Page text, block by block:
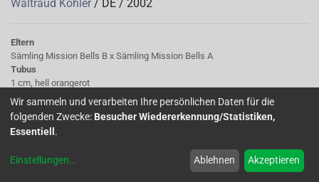
Waltraud Köhler / DE / 2002
Eltern
Sämling Mission Bells B x Sämling Mission Bells A
Tubus
1 cm, hell orangerot
Sepalen
Oberseite: kräftiges Rotorange, Unterseite: blaß cremfarbig, grüne
Spitzen, zur Spitze creme und grün verlaufend
Korolle/Petalen
Staubgefäße
Wir sammeln und verarbeiten Ihre persönlichen Daten für die
folgenden Zwecke: Besucher Wiedererkennung/Statistiken,
Essentiell .
Einstellungen... Ablehnen Akzeptieren